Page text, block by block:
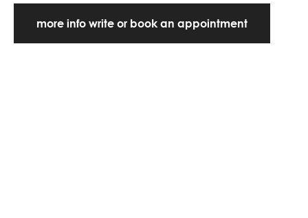
more info write or book an appointment